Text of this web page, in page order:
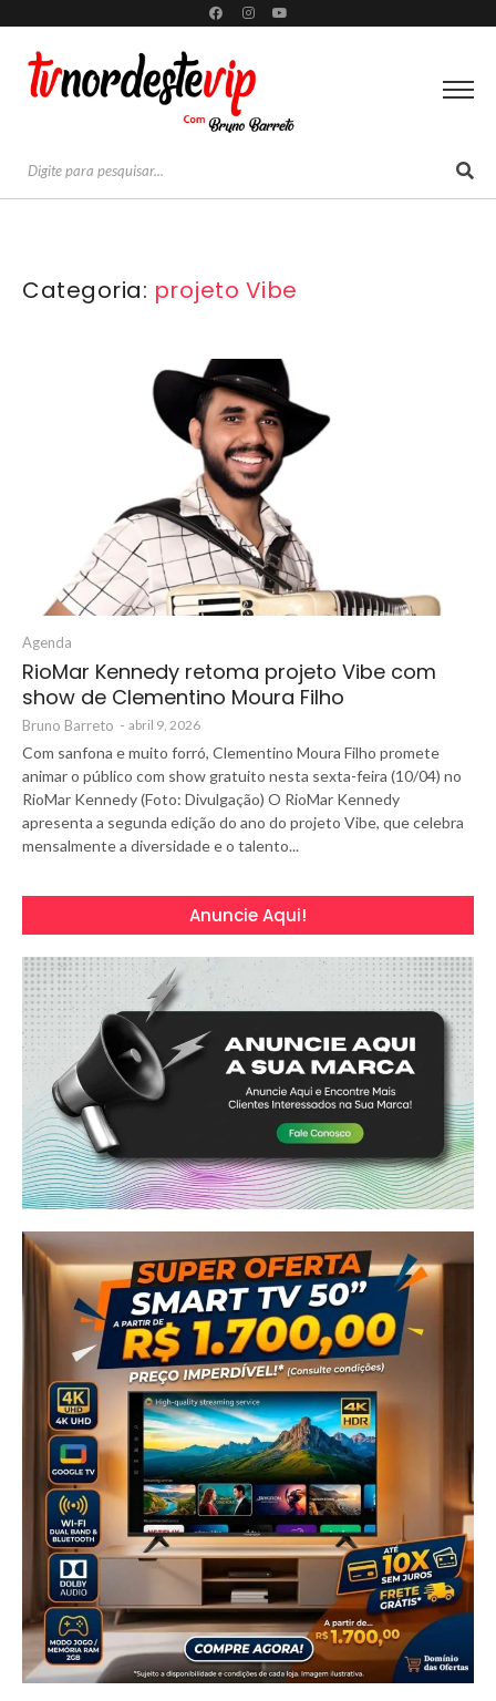
Categoria: projeto Vibe
Agenda
RioMar Kennedy retoma projeto Vibe com
show de Clementino Moura Filho
Bruno Barreto - abril 9, 2026
Com sanfona e muito forró, Clementino Moura Filho promete
animar o público com show gratuito nesta sexta-feira (10/04) no
RioMar Kennedy (Foto: Divulgação) O RioMar Kennedy
apresenta a segunda edição do ano do projeto Vibe, que celebra
mensalmente a diversidade e o talento...
Anuncie Aqui!